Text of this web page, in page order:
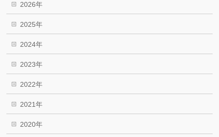
2026年
2025年
2024年
2023年
2022年
2021年
2020年